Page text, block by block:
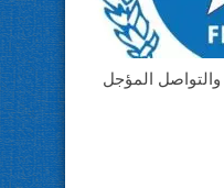
والتواصل المؤجل